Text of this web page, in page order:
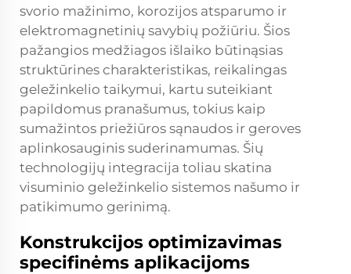
svorio mažinimo, korozijos atsparumo ir
elektromagnetinių savybių požiūriu. Šios
pažangios medžiagos išlaiko būtinąsias
struktūrines charakteristikas, reikalingas
geležinkelio taikymui, kartu suteikiant
papildomus pranašumus, tokius kaip
sumažintos priežiūros sąnaudos ir geroves
aplinkosauginis suderinamumas. Šių
technologijų integracija toliau skatina
visuminio geležinkelio sistemos našumo ir
patikimumo gerinimą.
Konstrukcijos optimizavimas
specifinėms aplikacijoms